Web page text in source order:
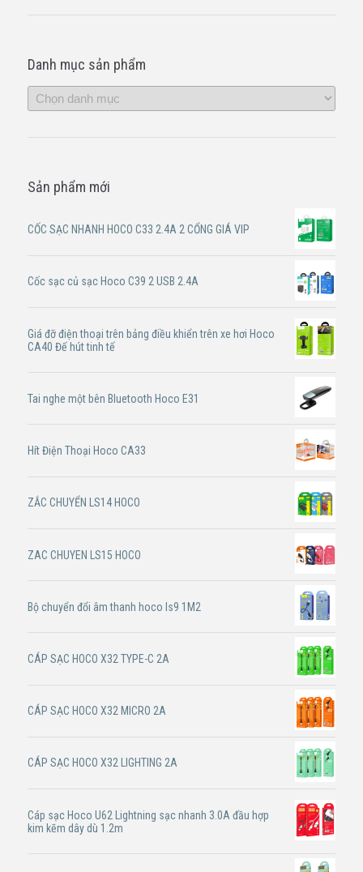
Danh mục sản phẩm
Sản phẩm mới
CỐC SẠC NHANH HOCO C33 2.4A 2 CỔNG GIÁ VIP
Cốc sạc củ sạc Hoco C39 2 USB 2.4A
Giá đỡ điện thoại trên bảng điều khiển trên xe hơi Hoco
CA40 Đế hút tinh tế
Tai nghe một bên Bluetooth Hoco E31
Hít Điện Thoại Hoco CA33
ZẮC CHUYỂN LS14 HOCO
ZAC CHUYEN LS15 HOCO
Bộ chuyển đổi âm thanh hoco ls9 1M2
CÁP SẠC HOCO X32 TYPE-C 2A
CÁP SẠC HOCO X32 MICRO 2A
CÁP SẠC HOCO X32 LIGHTING 2A
Cáp sạc Hoco U62 Lightning sạc nhanh 3.0A đầu hợp
kim kẽm dây dù 1.2m